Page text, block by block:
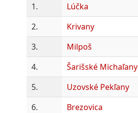
1.
Lúčka
2.
Krivany
3.
Milpoš
4.
Šarišské Michaľany
5.
Uzovské Pekľany
6.
Brezovica